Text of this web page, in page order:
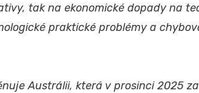
tak na ekonomické dopady na
praktické problémy a
Austrálii, která v prosinci 2025